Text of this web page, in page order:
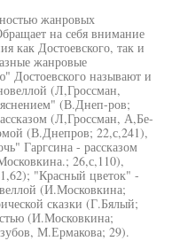
жанровых
на себя внимание
как Достоевского, так и
жанровые
Достоевского называют и
(Л,Гроссман,
(В.Днеп-ров;
(Л,Гроссман, А,Бе-
(В.Днепров; 22,с,241),
Гаргсина - рассказом
26,с,110),
"Красный цветок" -
(И.Московкина;
сказки (Г.Бялый;
(И.Московкина;
М.Ермакова; 29).